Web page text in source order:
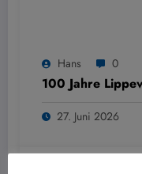
Hans 0
100 Jahre
27. Juni 2026